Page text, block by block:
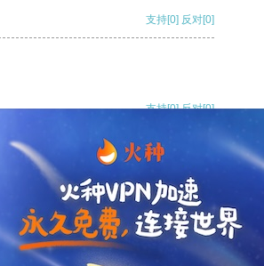
支持[0] 反对[0]
支持[0] 反对[0]
支持[0] 反对